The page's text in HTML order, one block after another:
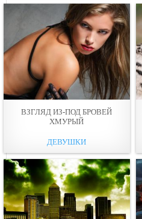
ВЗГЛЯД ИЗ-ПОД БРОВЕЙ
ХМУРЫЙ
ДЕВУШКИ